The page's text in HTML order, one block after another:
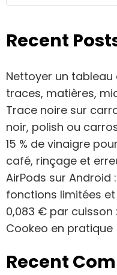
Recent
Nettoyer un
traces, matières,
Trace noire sur
noir, polish ou
15 % de vinaigre
café, rinçage et
AirPods sur
fonctions limitées
0,083 € par cuisson
Cookeo en pratique
Recent